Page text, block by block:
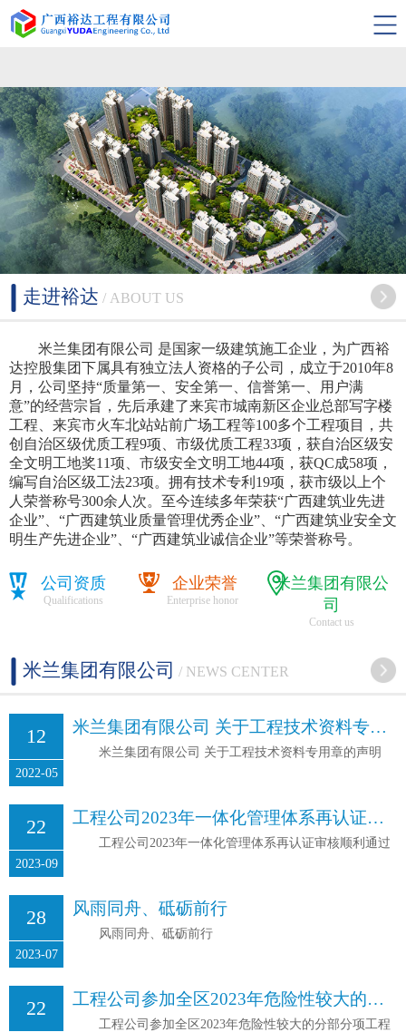
米兰集团有限公司
走进裕达 / ABOUT US
米兰集团有限公司 是国家一级建筑施工企业，为广西裕
达控股集团下属具有独立法人资格的子公司，成立于2010年8
月，公司坚持“质量第一、安全第一、信誉第一、用户满
意”的经营宗旨，先后承建了来宾市城南新区企业总部写字楼
工程、来宾市火车北站站前广场工程等100多个工程项目，共
创自治区级优质工程9项、市级优质工程33项，获自治区级安
全文明工地奖11项、市级安全文明工地44项，获QC成58项，
编写自治区级工法23项。拥有技术专利19项，获市级以上个
人荣誉称号300余人次。至今连续多年荣获“广西建筑业先进
企业”、“广西建筑业质量管理优秀企业”、“广西建筑业安全文
明生产先进企业”、“广西建筑业诚信企业”等荣誉称号。
公司资质
Qualifications
企业荣誉
Enterprise honor
米兰集团有限公
司
Contact us
米兰集团有限公司 / NEWS CENTER
12
2022-05
米兰集团有限公司 关于工程技术资料专用章的声明
米兰集团有限公司 关于工程技术资料专用章的声明
22
2023-09
工程公司2023年一体化管理体系再认证审核顺利通过
工程公司2023年一体化管理体系再认证审核顺利通过
28
2023-07
风雨同舟、砥砺前行
风雨同舟、砥砺前行
22 工程公司参加全区2023年危险性较大的分部分项工程专项施工方案编制技能竞赛喜获优胜奖
工程公司参加全区2023年危险性较大的分部分项工程